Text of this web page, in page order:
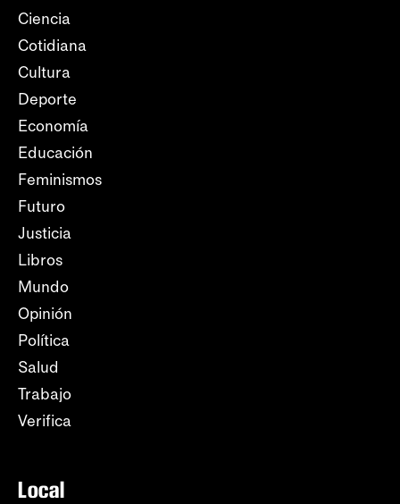
Ciencia
Cotidiana
Cultura
Deporte
Economía
Educación
Feminismos
Futuro
Justicia
Libros
Mundo
Opinión
Política
Salud
Trabajo
Verifica
Local